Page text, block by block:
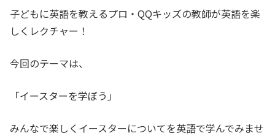
子どもに英語を教えるプロ・QQキッズの教師が英語を楽
しくレクチャー！
今回のテーマは、
「イースターを学ぼう」
みんなで楽しくイースターについてを英語で学んでみませ